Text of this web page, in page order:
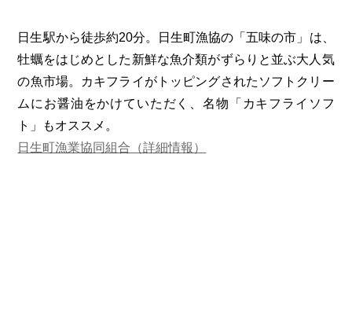
日生駅から徒歩約20分。日生町漁協の「五味の市」は、
牡蠣をはじめとした新鮮な魚介類がずらりと並ぶ大人気
の魚市場。カキフライがトッピングされたソフトクリー
ムにお醤油をかけていただく、名物「カキフライソフ
ト」もオススメ。
日生町漁業協同組合（詳細情報）